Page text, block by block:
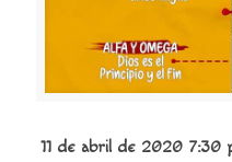
11 de abril de 2020 7:30